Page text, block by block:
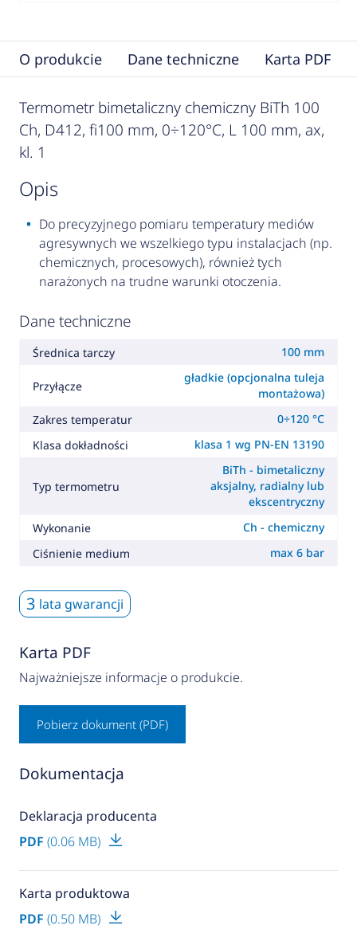
O produkcie Dane techniczne Karta PDF
Termometr bimetaliczny chemiczny BiTh 100
Ch, D412, fi100 mm, 0÷120°C, L 100 mm, ax,
kl. 1
opis
Do precyzyjnego pomiaru temperatury mediów
agresywnych we wszelkiego typu instalacjach (np.
chemicznych, procesowych), również tych
narażonych na trudne warunki otoczenia.
Dane techniczne
Średnica tarczy 100 mm
Przyłącze
gładkie (opcjonalna tuleja
montażowa)
Zakres temperatur
0÷120 °C
Klasa dokładności
klasa 1 wg PN-EN 13190
Typ termometru
BiTh - bimetaliczny
aksjalny, radialny lub
ekscentryczny
Wykonanie
Ch - chemiczny
Ciśnienie medium
max 6 bar
3 lata gwarancji
Karta PDF
Najważniejsze informacje o produkcie.
Pobierz dokument (PDF)
Dokumentacja
Deklaracja producenta
PDF (0.06 MB)
Karta produktowa
PDF (0.50 MB)